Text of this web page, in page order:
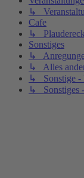
↳
Cafe
↳
Sonstiges
↳
↳ Alles
↳ Sonstige -
↳ Sonstiges